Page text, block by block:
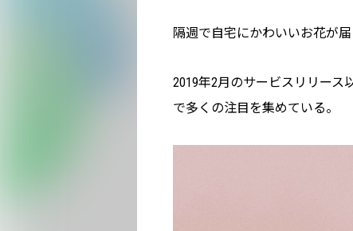
隔週で自宅にかわいいお花が届
2019年2月のサービスリリー
で多くの注目を集めている。